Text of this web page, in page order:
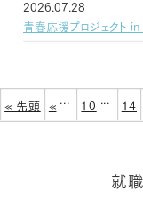
2026.07.28
青春応援プロジェクト in
« 先頭 « ... 10 ... 14
就